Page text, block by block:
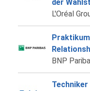
der
L'Oréal
BNP